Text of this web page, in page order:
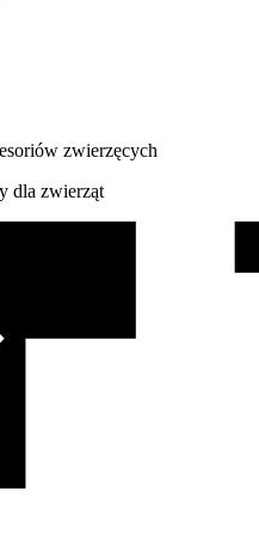
zwierzęcych
dla zwierząt